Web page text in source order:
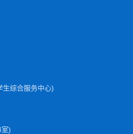
综合服务中心)
)